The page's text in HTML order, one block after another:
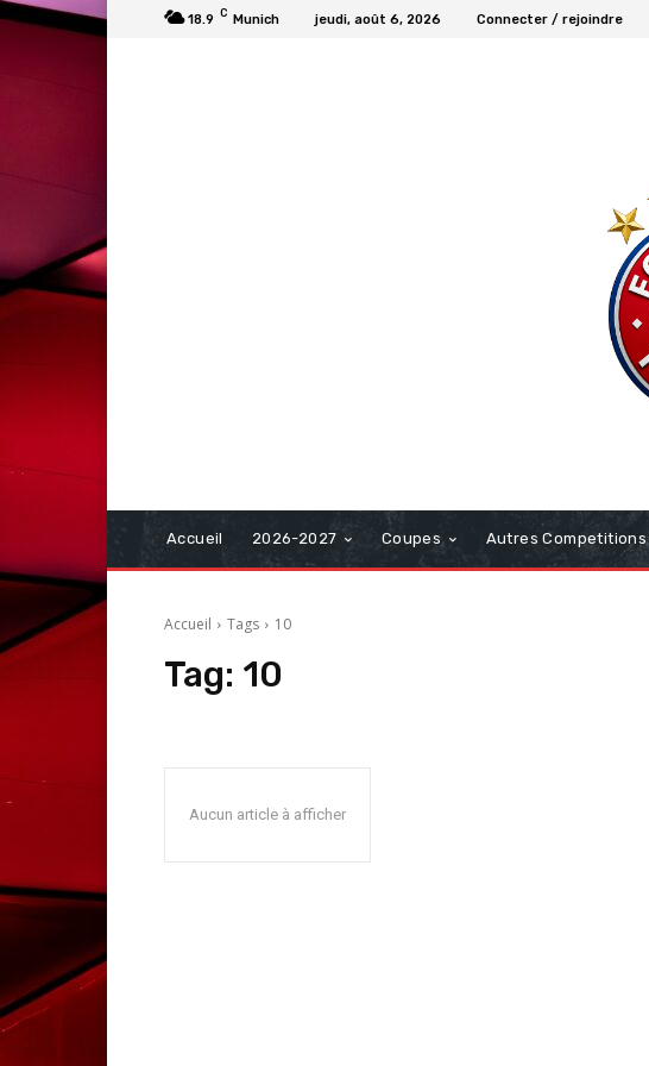
18.9 C Munich jeudi, août 6, 2026 Connecter / rejoindre
Accueil 2026-2027 Coupes Autres Competitions
Accueil Tags 10
Tag: 10
Aucun article à afficher